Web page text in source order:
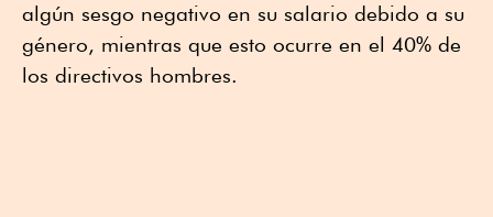
algún sesgo negativo en su salario debido a su
género, mientras que esto ocurre en el 40% de
los directivos hombres.